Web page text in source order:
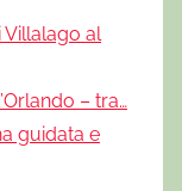
al
– tra…
guidata e